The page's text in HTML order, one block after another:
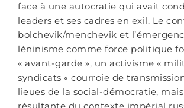
face à une autocratie qui avait
leaders et ses cadres en exil. Le
bolchevik/menchevik et
léninisme comme force politique
« avant-garde », un activisme «
syndicats « courroie de
lieues de la social-démocratie,